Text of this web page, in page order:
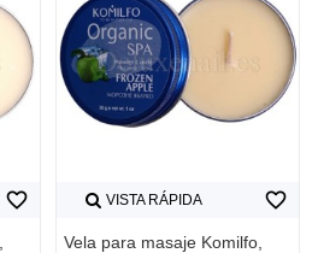
favorite_border VISTA RÁPIDA
Vela para masaje Komilfo,
favorite_border